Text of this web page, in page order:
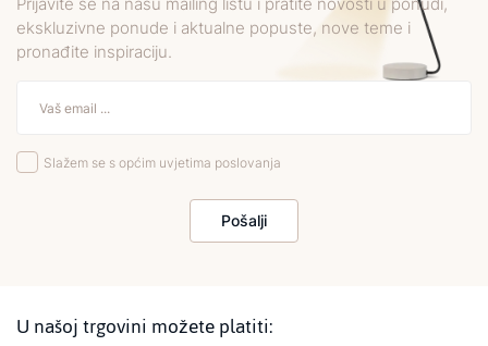
ekskluzivne ponude i aktualne popuste, nove teme i
pronađite inspiraciju.
Slažem se s općim uvjetima poslovanja
Pošalji
U našoj trgovini možete platiti: